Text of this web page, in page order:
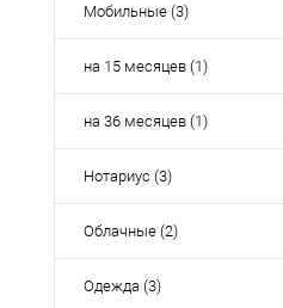
Мобильные (3)
на 15 месяцев (1)
на 36 месяцев (1)
Нотариус (3)
Облачные (2)
Одежда (3)